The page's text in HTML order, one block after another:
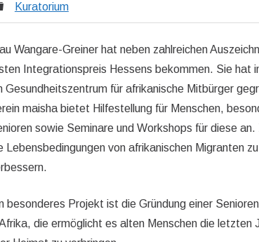
Kuratorium
Wangare-Greiner hat neben zahlreichen
Integrationspreis Hessens bekommen. Sie hat
Gesundheitszentrum für afrikanische Mitbürger
maisha bietet Hilfestellung für Menschen,
sowie Seminare und Workshops für diese
Lebensbedingungen von afrikanischen Migranten zu
besonderes Projekt ist die Gründung einer
die ermöglicht es alten Menschen die letzten